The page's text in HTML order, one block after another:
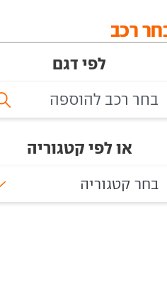
רכב
לפי דגם
או לפי קטגוריה
בחר קטגוריה